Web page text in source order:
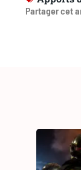
Partager cet